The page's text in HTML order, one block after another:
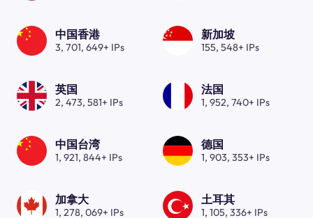
中国香港
3, 701, 649+ IPs
新加坡
155, 548+ IPs
英国
2, 473, 581+ IPs
法国
1, 952, 740+ IPs
中国台湾
1, 921, 844+ IPs
德国
1, 903, 353+ IPs
加拿大
1, 278, 069+ IPs
土耳其
1, 105, 336+ IPs